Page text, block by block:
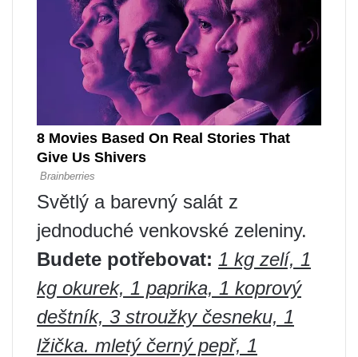
Světlý a barevný salát z
jednoduché venkovské zeleniny.
Budete potřebovat: 1 kg zelí, 1
kg okurek, 1 paprika, 1 koprový
deštník, 3 stroužky česneku, 1
lžička. mletý černý pepř, 1